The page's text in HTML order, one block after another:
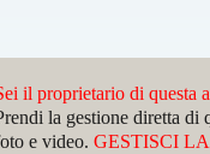
il proprietario di questa
la gestione diretta
e video. GESTISCI